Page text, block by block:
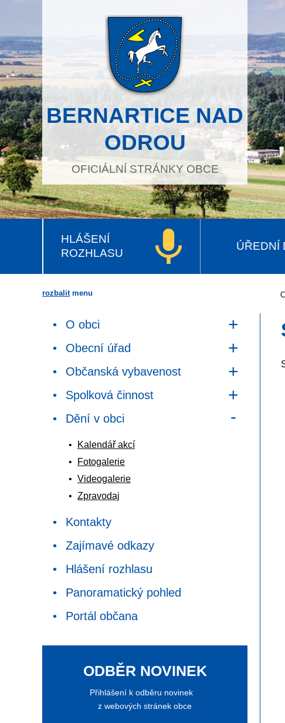
BERNARTICE NAD
ODROU
OFICIÁLNÍ STRÁNKY OBCE
HLÁŠENÍ
ROZHLASU
ÚŘEDNÍ
rozbalitmenu
O obci
Obecní úřad
Občanská vybavenost
Spolková činnost
Dění v obci
Kalendář akcí
Fotogalerie
Videogalerie
Zpravodaj
Kontakty
Zajímavé odkazy
Hlášení rozhlasu
Panoramatický pohled
Portál občana
ODBĚR NOVINEK
Přihlášení k odběru novinek
z webových stránek obce